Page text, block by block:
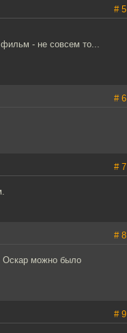
# 5
фильм - не совсем то...
# 6
# 7
# 8
Оскар можно было
# 9